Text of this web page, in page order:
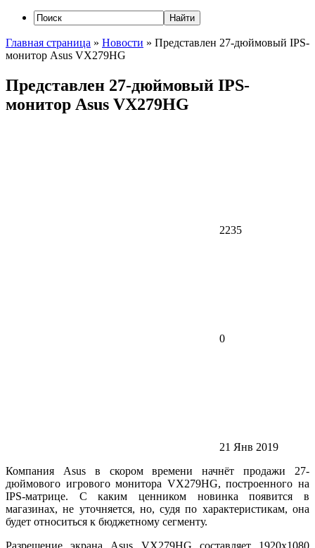
Главная страница » Новости » Представлен 27-дюймовый IPS-
монитор Asus VX279HG
Представлен 27-дюймовый IPS-
монитор Asus VX279HG
2235
0
21 Янв 2019
Компания Asus в скором времени начнёт продажи 27-
дюймового игрового монитора VX279HG, построенного на
IPS-матрице. С каким ценником новинка появится в
магазинах, не уточняется, но, судя по характеристикам, она
будет относиться к бюджетному сегменту.
Разрешение экрана Asus VX279HG составляет 1920х1080